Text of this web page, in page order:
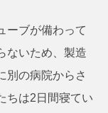
ーブが備わって
ないため、製造
別の病院からさ
ちは2日間寝てい